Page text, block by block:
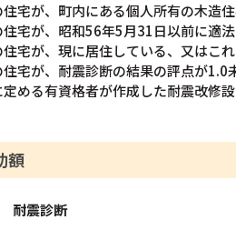
宅が、町内にある個人所有の木造
宅が、昭和56年5月31日以前に適
宅が、現に居住している、又はこ
宅が、耐震診断の結果の評点が1.0
定める有資格者が作成した耐震改修
額
耐震診断